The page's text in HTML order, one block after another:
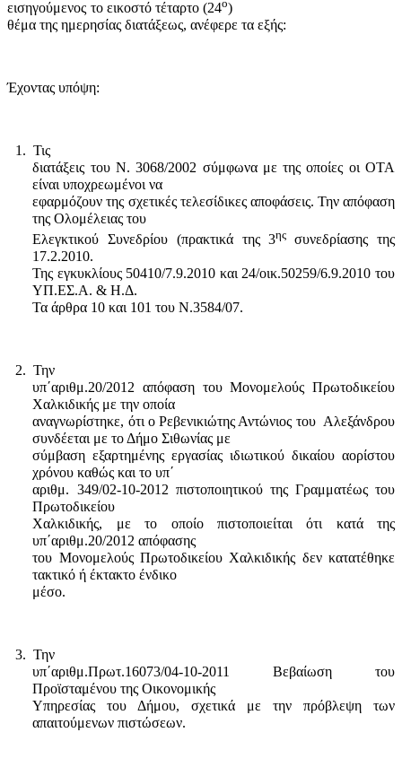
εισηγούμενος το εικοστό τέταρτο (24 )
θέμα της ημερησίας διατάξεως, ανέφερε τα εξής:
Έχοντας υπόψη:
1. Τις
διατάξεις του Ν. 3068/2002 σύμφωνα με της οποίες οι ΟΤΑ
είναι υποχρεωμένοι να
εφαρμόζουν της σχετικές τελεσίδικες αποφάσεις. Την απόφαση
της Ολομέλειας του
Ελεγκτικού Συνεδρίου (πρακτικά της 3ης συνεδρίασης της
17.2.2010.
Της εγκυκλίους 50410/7.9.2010 και 24/οικ.50259/6.9.2010 του
ΥΠ.ΕΣ.Α. & Η.Δ.
Τα άρθρα 10 και 101 του Ν.3584/07.
2. Την
υπ΄αριθμ.20/2012 απόφαση του Μονομελούς Πρωτοδικείου
Χαλκιδικής με την οποία
αναγνωρίστηκε, ότι ο Ρεβενικιώτης Αντώνιος του Αλεξάνδρου
συνδέεται με το Δήμο Σιθωνίας με
σύμβαση εξαρτημένης εργασίας ιδιωτικού δικαίου αορίστου
χρόνου καθώς και το υπ΄
αριθμ. 349/02-10-2012 πιστοποιητικού της Γραμματέως του
Πρωτοδικείου
Χαλκιδικής, με το οποίο πιστοποιείται ότι κατά της
υπ΄αριθμ.20/2012 απόφασης
του Μονομελούς Πρωτοδικείου Χαλκιδικής δεν κατατέθηκε
τακτικό ή έκτακτο ένδικο
μέσο.
3. Την
υπ΄αριθμ.Πρωτ.16073/04-10-2011 Βεβαίωση του
Προϊσταμένου της Οικονομικής
Υπηρεσίας του Δήμου, σχετικά με την πρόβλεψη των
απαιτούμενων πιστώσεων.